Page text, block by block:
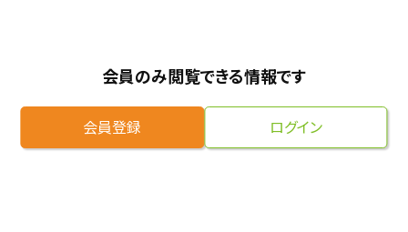
本科5年生・専攻科2年生向け 採用継続中の企業特集
会員のみ閲覧できる情報です
会員登録 ログイン